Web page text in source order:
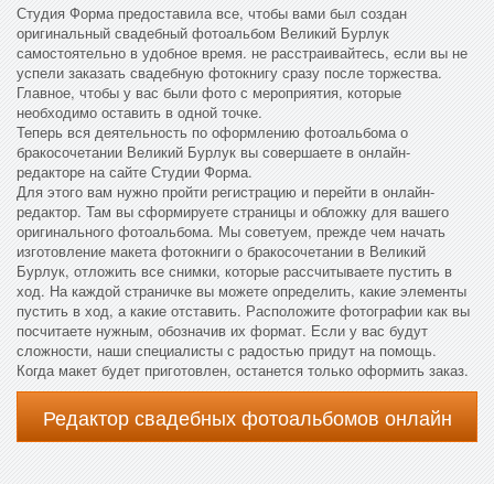
Студия Форма предоставила все, чтобы вами был создан
оригинальный свадебный фотоальбом Великий Бурлук
самостоятельно в удобное время. не расстраивайтесь, если вы не
успели заказать свадебную фотокнигу сразу после торжества.
Главное, чтобы у вас были фото с мероприятия, которые
необходимо оставить в одной точке.
Теперь вся деятельность по оформлению фотоальбома о
бракосочетании Великий Бурлук вы совершаете в онлайн-
редакторе на сайте Студии Форма.
Для этого вам нужно пройти регистрацию и перейти в онлайн-
редактор. Там вы сформируете страницы и обложку для вашего
оригинального фотоальбома. Мы советуем, прежде чем начать
изготовление макета фотокниги о бракосочетании в Великий
Бурлук, отложить все снимки, которые рассчитываете пустить в
ход. На каждой страничке вы можете определить, какие элементы
пустить в ход, а какие отставить. Расположите фотографии как вы
посчитаете нужным, обозначив их формат. Если у вас будут
сложности, наши специалисты с радостью придут на помощь.
Когда макет будет приготовлен, останется только оформить заказ.
Редактор свадебных фотоальбомов онлайн